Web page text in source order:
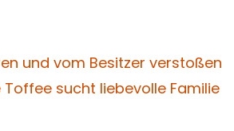
und vom Besitzer verstoßen
sucht liebevolle Familie